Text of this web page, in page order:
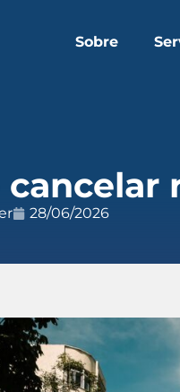
Sobre
cancelar
28/06/2026